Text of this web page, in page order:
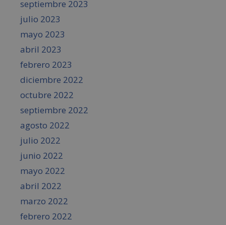
septiembre 2023
julio 2023
mayo 2023
abril 2023
febrero 2023
diciembre 2022
octubre 2022
septiembre 2022
agosto 2022
julio 2022
junio 2022
mayo 2022
abril 2022
marzo 2022
febrero 2022